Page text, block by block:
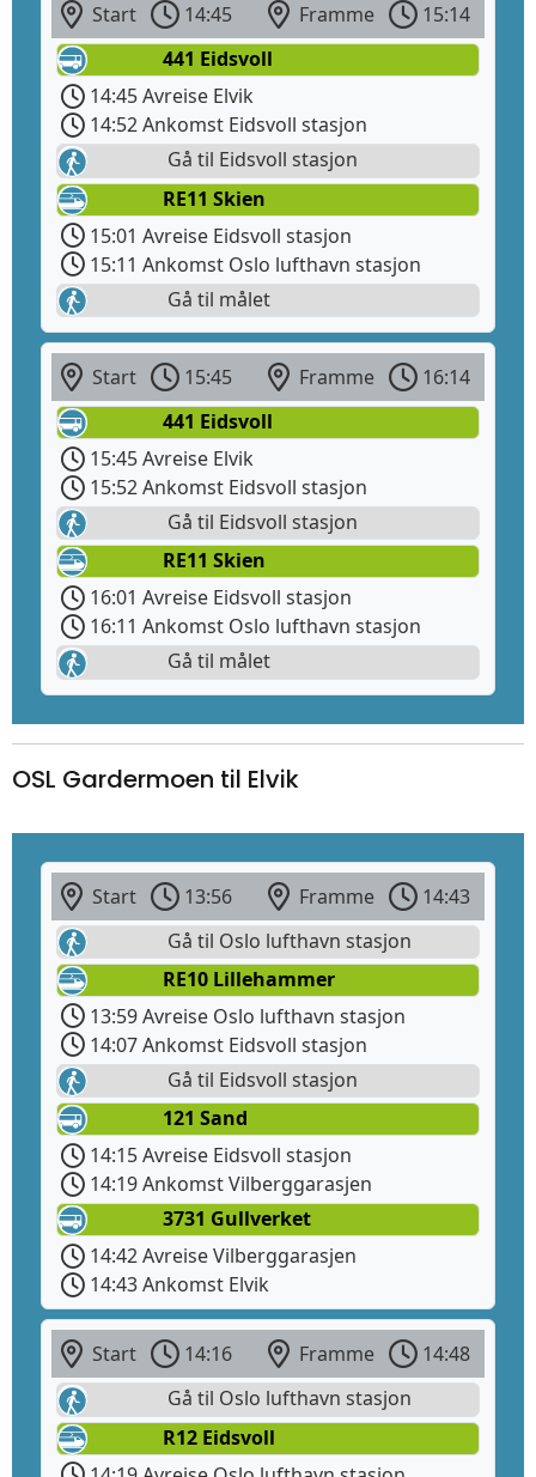
Start 14:45 Framme
15:14
441 Eidsvoll
14:45 Avreise Elvik
14:52 Ankomst Eidsvoll stasjon
Gå til Eidsvoll stasjon
RE11 Skien
15:01 Avreise Eidsvoll stasjon
15:11 Ankomst Oslo lufthavn stasjon
Gå til målet
Start 15:45 Framme
16:14
441 Eidsvoll
15:45 Avreise Elvik
15:52 Ankomst Eidsvoll stasjon
Gå til Eidsvoll stasjon
RE11 Skien
16:01 Avreise Eidsvoll stasjon
16:11 Ankomst Oslo lufthavn stasjon
Gå til målet
OSL Gardermoen til Elvik
Start 13:56 Framme
14:43
Gå til Oslo lufthavn stasjon
RE10 Lillehammer
13:59 Avreise Oslo lufthavn stasjon
14:07 Ankomst Eidsvoll stasjon
Gå til Eidsvoll stasjon
121 Sand
14:15 Avreise Eidsvoll stasjon
14:19 Ankomst Vilberggarasjen
3731 Gullverket
14:42 Avreise Vilberggarasjen
14:43 Ankomst Elvik
Start 14:16 Framme
14:48
Gå til Oslo lufthavn stasjon
R12 Eidsvoll